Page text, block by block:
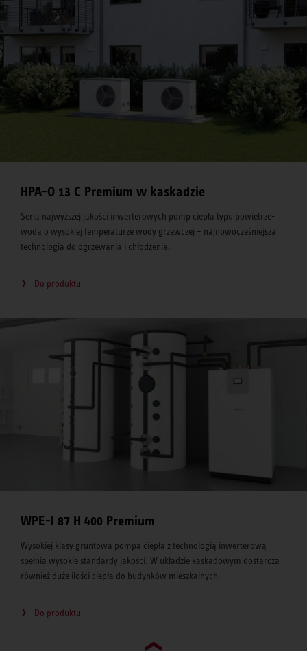
HPA-O 13 C Premium w kaskadzie
Seria najwyższej jakości inwerterowych pomp ciepła typu powietrze-
woda o wysokiej temperaturze wody grzewczej – najnowocześniejsza
technologia do ogrzewania i chłodzenia.
Do produktu
WPE-I 87 H 400 Premium
Wysokiej klasy gruntowa pompa ciepła z technologią inwerterową
spełnia wysokie standardy jakości. W układzie kaskadowym dostarcza
również duże ilości ciepła do budynków mieszkalnych.
Do produktu